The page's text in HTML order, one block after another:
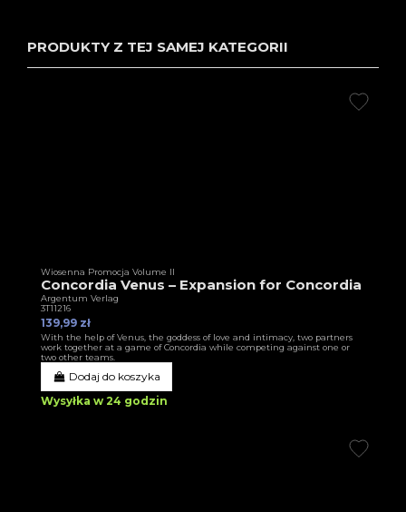
PRODUKTY Z TEJ SAMEJ KATEGORII
Wiosenna Promocja Volume II
Concordia Venus – Expansion for Concordia
Argentum Verlag
3T11216
139,99 zł
With the help of Venus, the goddess of love and intimacy, two partners
work together at a game of Concordia while competing against one or
two other teams.
Dodaj do koszyka
Wysyłka w 24 godzin